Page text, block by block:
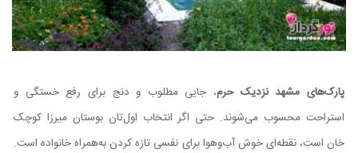
پارک‌های مشهد نزدیک حرم، جایی مطلوب و دنج برای رفع خستگی و
استراحت محسوب می‌شوند. حتی اگر انتخاب اول‌تان بوستان میرزا کوچک
خان است، نقطه‌ای خوش آب‌وهوا برای نفسی تازه کردن به‌همراه خانواده است.